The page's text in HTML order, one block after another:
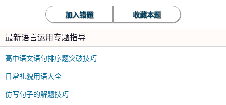
加入错题 收藏本题
最新语言运用专题指导
高中语文语句排序题突破技巧
日常礼貌用语大全
仿写句子的解题技巧